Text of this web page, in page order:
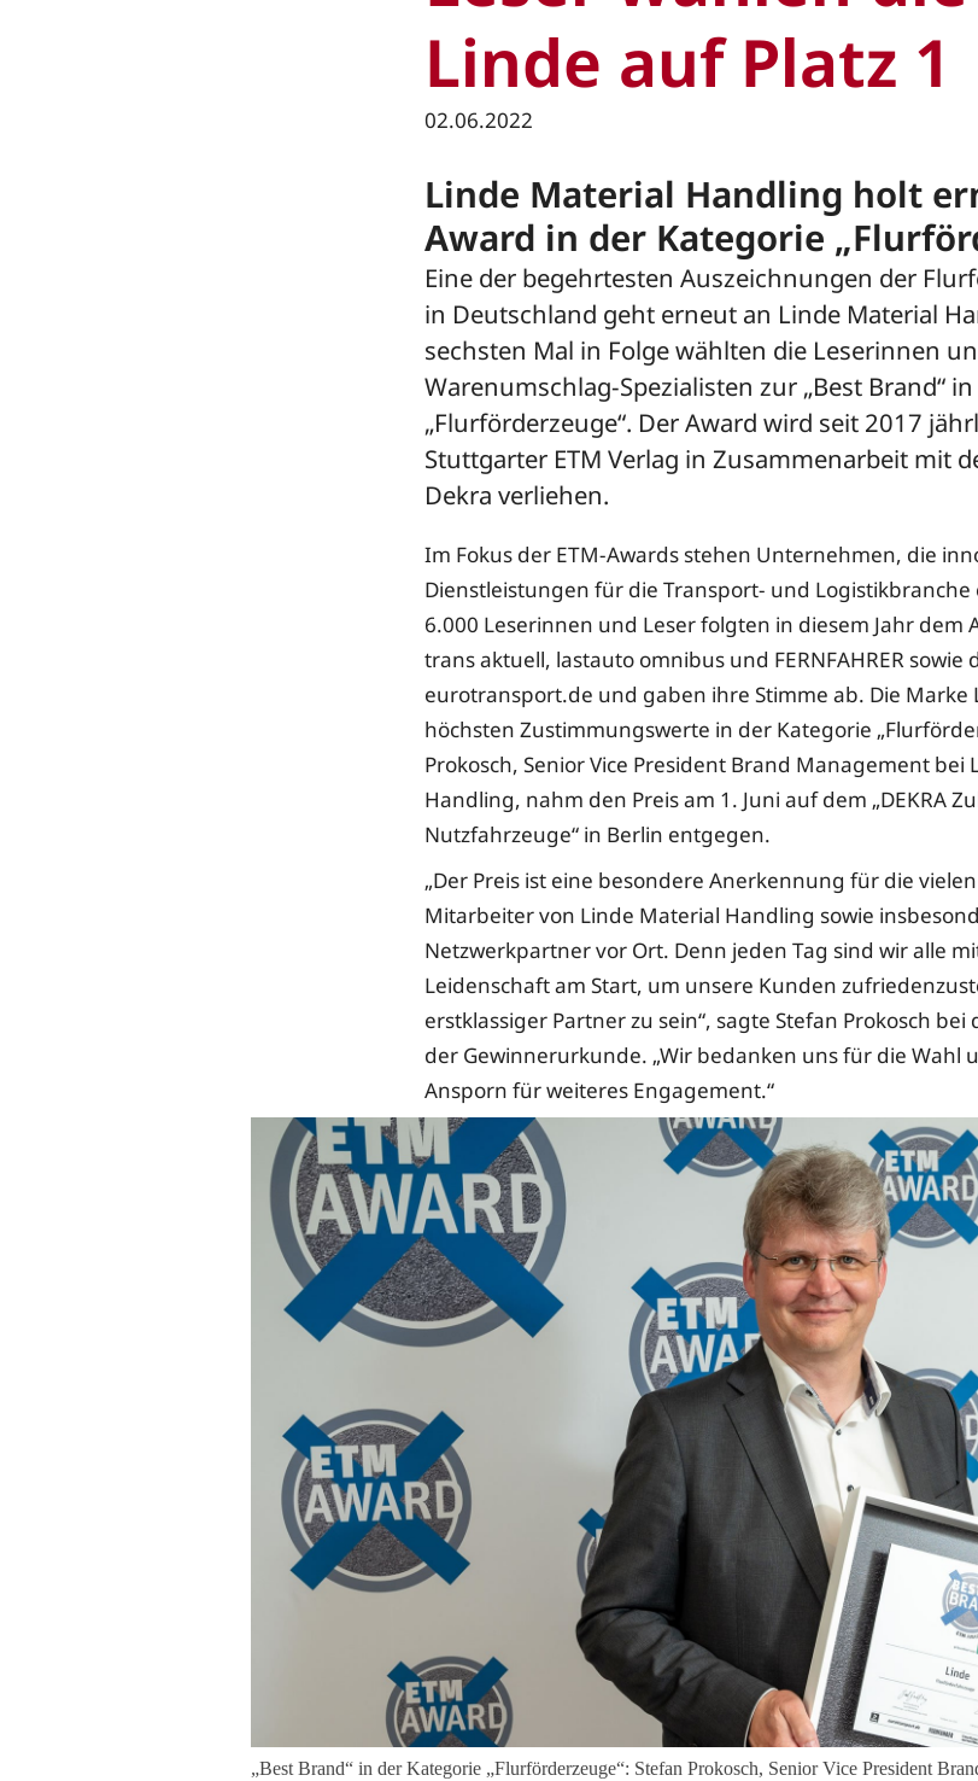
Linde auf Platz 1
02.06.2022
Linde Material Handling holt
Award in der Kategorie
Eine der begehrtesten Auszeichnungen der
in Deutschland geht erneut an Linde Material
sechsten Mal in Folge wählten die Leserinnen
Warenumschlag-Spezialisten zur „Best Brand“
„Flurförderzeuge“. Der Award wird seit 2017
Stuttgarter ETM Verlag in Zusammenarbeit mit
Dekra verliehen.
Im Fokus der ETM-Awards stehen Unternehmen, die
Dienstleistungen für die Transport- und Logistikbranche
6.000 Leserinnen und Leser folgten in diesem Jahr dem
trans aktuell, lastauto omnibus und FERNFAHRER sowie
eurotransport.de und gaben ihre Stimme ab. Die Marke
höchsten Zustimmungswerte in der Kategorie
Prokosch, Senior Vice President Brand Management bei
Handling, nahm den Preis am 1. Juni auf dem „DEKRA
Nutzfahrzeuge“ in Berlin entgegen.
„Der Preis ist eine besondere Anerkennung für die
Mitarbeiter von Linde Material Handling sowie
Netzwerkpartner vor Ort. Denn jeden Tag sind wir alle
Leidenschaft am Start, um unsere Kunden
erstklassiger Partner zu sein“, sagte Stefan Prokosch
der Gewinnerurkunde. „Wir bedanken uns für die Wahl
Ansporn für weiteres Engagement.“
„Best Brand“ in der Kategorie „Flurförderzeuge“: Stefan Prokosch, Senior Vice President